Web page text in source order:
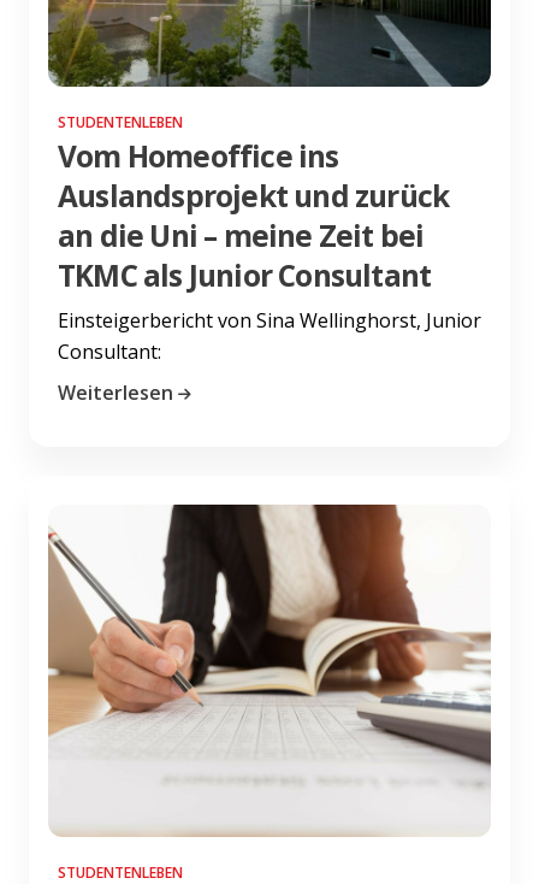
STUDENTENLEBEN
Vom Homeoffice ins
Auslandsprojekt und zurück
an die Uni – meine Zeit bei
TKMC als Junior Consultant
Einsteigerbericht von Sina Wellinghorst, Junior
Consultant:
Weiterlesen
STUDENTENLEBEN